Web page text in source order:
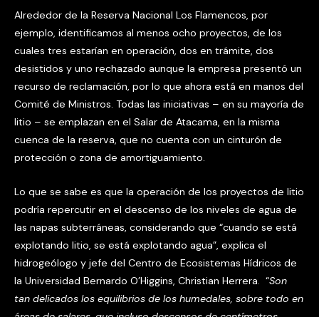
Alrededor de la Reserva Nacional Los Flamencos, por
ejemplo, identificamos al menos ocho proyectos, de los
cuales tres estarían en operación, dos en trámite, dos
desistidos y uno rechazado aunque la empresa presentó un
recurso de reclamación, por lo que ahora está en manos del
Comité de Ministros. Todas las iniciativas – en su mayoría de
litio – se emplazan en el Salar de Atacama, en la misma
cuenca de la reserva, que no cuenta con un cinturón de
protección o zona de amortiguamiento.
Lo que se sabe es que la operación de los proyectos de litio
podría repercutir en el descenso de los niveles de agua de
las napas subterráneas, considerando que “cuando se está
explotando litio, se está explotando agua”, explica el
hidrogeólogo y jefe del Centro de Ecosistemas Hídricos de
la Universidad Bernardo O’Higgins, Christian Herrera. “Son
tan delicados los equilibrios de los humedales, sobre todo en